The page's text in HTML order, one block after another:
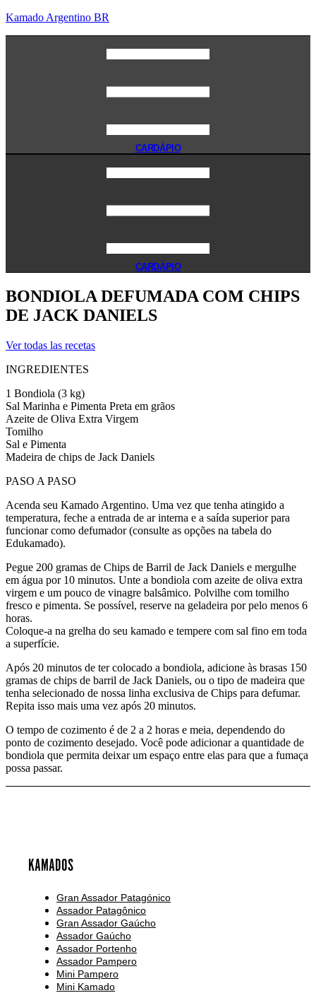
Kamado Argentino BR
CARDÁPIO
CARDÁPIO
BONDIOLA DEFUMADA COM CHIPS
DE JACK DANIELS
Ver todas las recetas
INGREDIENTES
1 Bondiola (3 kg)
Sal Marinha e Pimenta Preta em grãos
Azeite de Oliva Extra Virgem
Tomilho
Sal e Pimenta
Madeira de chips de Jack Daniels
PASO A PASO
Acenda seu Kamado Argentino. Uma vez que tenha atingido a
temperatura, feche a entrada de ar interna e a saída superior para
funcionar como defumador (consulte as opções na tabela do
Edukamado).
Pegue 200 gramas de Chips de Barril de Jack Daniels e mergulhe
em água por 10 minutos. Unte a bondiola com azeite de oliva extra
virgem e um pouco de vinagre balsâmico. Polvilhe com tomilho
fresco e pimenta. Se possível, reserve na geladeira por pelo menos 6
horas.
Coloque-a na grelha do seu kamado e tempere com sal fino em toda
a superfície.
Após 20 minutos de ter colocado a bondiola, adicione às brasas 150
gramas de chips de barril de Jack Daniels, ou o tipo de madeira que
tenha selecionado de nossa linha exclusiva de Chips para defumar.
Repita isso mais uma vez após 20 minutos.
O tempo de cozimento é de 2 a 2 horas e meia, dependendo do
ponto de cozimento desejado. Você pode adicionar a quantidade de
bondiola que permita deixar um espaço entre elas para que a fumaça
possa passar.
KAMADOS
Gran Assador Patagónico
Assador Patagônico
Gran Assador Gaúcho
Assador Gaúcho
Assador Portenho
Assador Pampero
Mini Pampero
Mini Kamado